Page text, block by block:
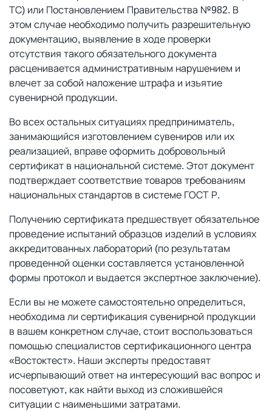
ТС) или Постановлением Правительства №982. В
этом случае необходимо получить разрешительную
документацию, выявление в ходе проверки
отсутствия такого обязательного документа
расценивается административным нарушением и
влечет за собой наложение штрафа и изъятие
сувенирной продукции.
Во всех остальных ситуациях предприниматель,
занимающийся изготовлением сувениров или их
реализацией, вправе оформить добровольный
сертификат в национальной системе. Этот документ
подтверждает соответствие товаров требованиям
национальных стандартов в системе ГОСТ Р.
Получению сертификата предшествует обязательное
проведение испытаний образцов изделий в условиях
аккредитованных лабораторий (по результатам
проведенной оценки составляется установленной
формы протокол и выдается экспертное заключение).
Если вы не можете самостоятельно определиться,
необходима ли сертификация сувенирной продукции
в вашем конкретном случае, стоит воспользоваться
помощью специалистов сертификационного центра
«Востоктест». Наши эксперты предоставят
исчерпывающий ответ на интересующий вас вопрос и
посоветуют, как найти выход из сложившейся
ситуации с наименьшими затратами.